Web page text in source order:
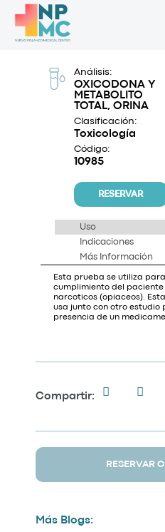
Análisis:
OXICODONA Y
METABOLITO
TOTAL, ORINA
Clasificación:
Toxicología
Código:
10985
RESERVAR
Uso
Indicaciones
Más Información
Esta prueba se utiliza
cumplimiento del
narcoticos (opiaceos).
usa junto con otro estudio
presencia de un
Compartir:
RESERVAR
Más Blogs: